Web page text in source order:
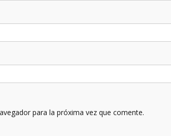
para la próxima vez que comente.